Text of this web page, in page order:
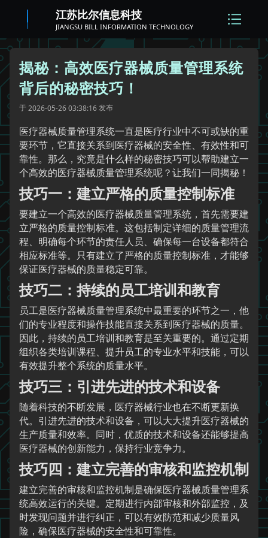
江苏比尔信息科技
JIANGSU BILL INFORMATION TECHNOLOGY
揭秘：高效医疗器械质量管理系统
背后的秘密技巧！
于2026-05-26 03:38:16发布
医疗器械质量管理系统一直是医疗行业中不可或缺的重
要环节，它直接关系到医疗器械的安全性、有效性和可
靠性。那么，究竟是什么样的秘密技巧可以帮助建立一
个高效的医疗器械质量管理系统呢？让我们一同揭秘！
技巧一：建立严格的质量控制标准
要建立一个高效的医疗器械质量管理系统，首先需要建
立严格的质量控制标准。这包括制定详细的质量管理流
程、明确每个环节的责任人员、确保每一台设备都符合
相应标准等。只有建立了严格的质量控制标准，才能够
保证医疗器械的质量稳定可靠。
技巧二：持续的员工培训和教育
员工是医疗器械质量管理系统中最重要的环节之一，他
们的专业程度和操作技能直接关系到医疗器械的质量。
因此，持续的员工培训和教育是至关重要的。通过定期
组织各类培训课程、提升员工的专业水平和技能，可以
有效提升整个系统的质量水平。
技巧三：引进先进的技术和设备
随着科技的不断发展，医疗器械行业也在不断更新换
代。引进先进的技术和设备，可以大大提升医疗器械的
生产质量和效率。同时，优质的技术和设备还能够提高
医疗器械的创新能力，保持行业竞争力。
技巧四：建立完善的审核和监控机制
建立完善的审核和监控机制是确保医疗器械质量管理系
统高效运行的关键。定期进行内部审核和外部监控，及
时发现问题并进行纠正，可以有效防范和减少质量风
险，确保医疗器械的安全性和可靠性。